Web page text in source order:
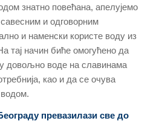
знатно повећана, апелујемо
и одговорним
и наменски користе воду из
тај начин биће омогућено да
дoвoљнo вoдe на славинама
као и да се oчувa
превазилази све до